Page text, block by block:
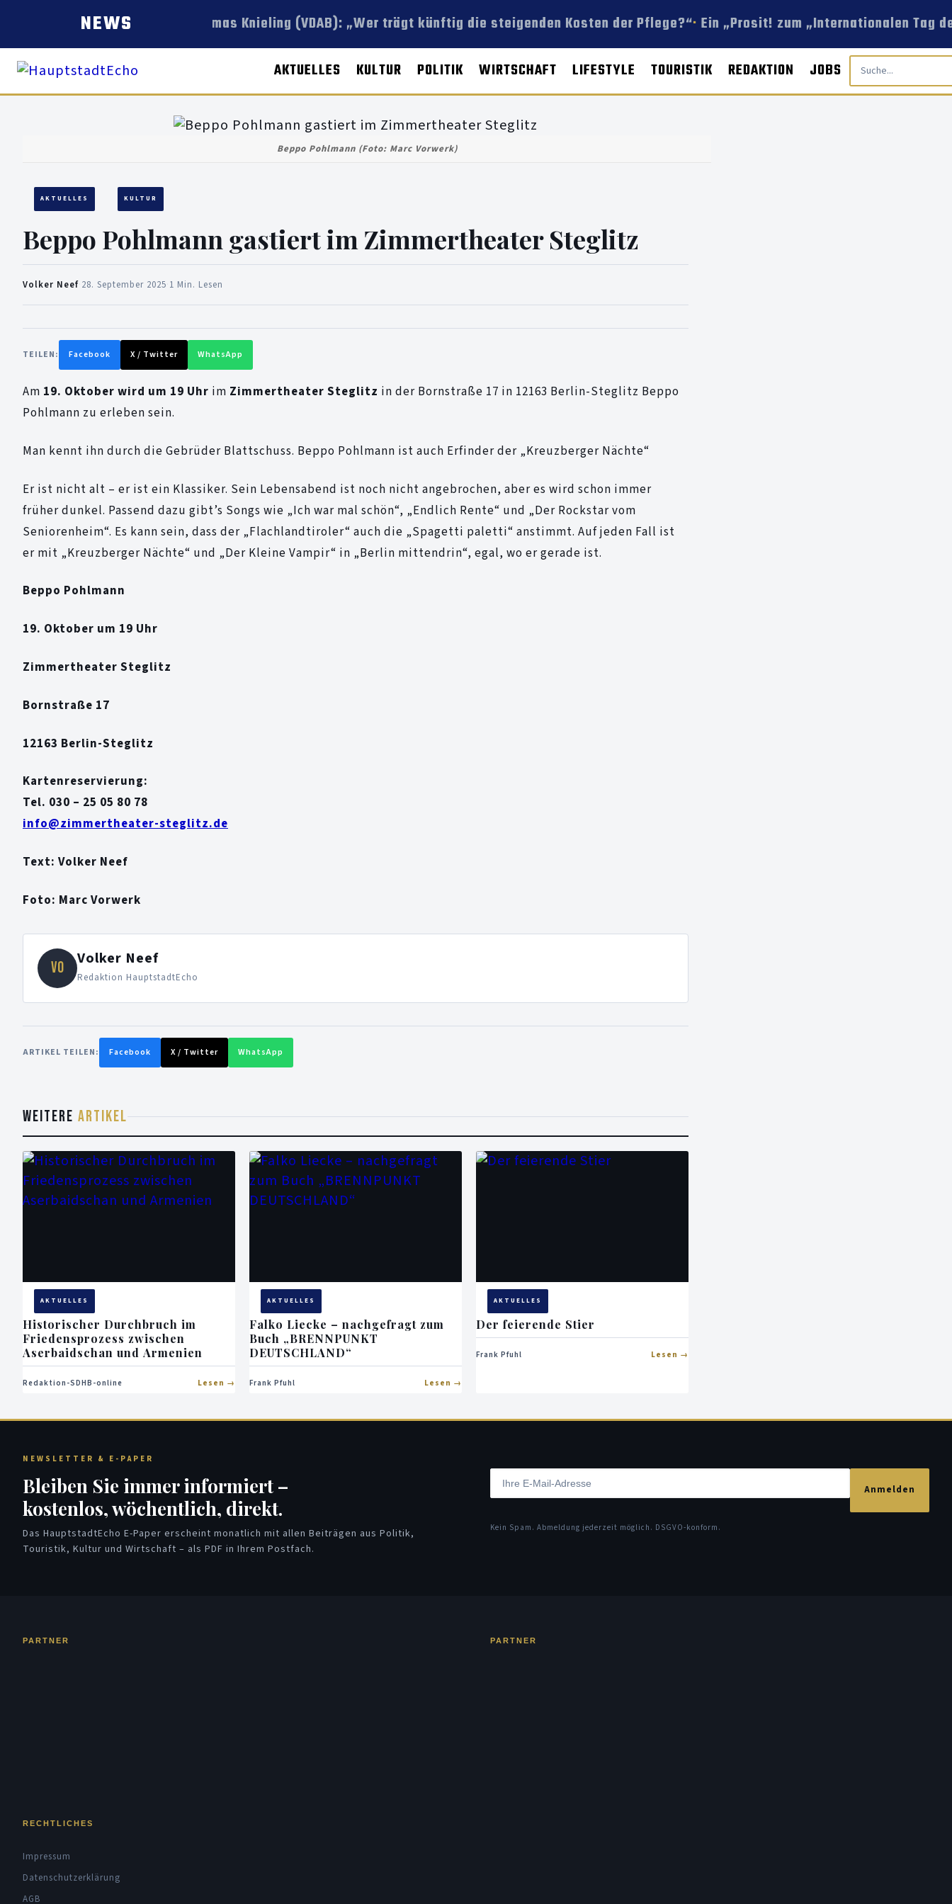
NEWS Thomas Knieling (VDAB): „Wer trägt künftig die steigenden Kosten der Pflege?“ Ein „Prosit! zum „Internationalen Tag
AKTUELLES KULTUR POLITIK WIRTSCHAFT LIFESTYLE TOURISTIK REDAKTION JOBS
Beppo Pohlmann (Foto: Marc Vorwerk)
AKTUELLES KULTUR
Beppo Pohlmann gastiert im Zimmertheater Steglitz
Volker Neef 28. September 2025 1 Min. Lesen
TEILEN: Facebook X / Twitter WhatsApp
Am 19. Oktober wird um 19 Uhr im Zimmertheater Steglitz in der Bornstraße 17 in 12163 Berlin-Steglitz Beppo
Pohlmann zu erleben sein.
Man kennt ihn durch die Gebrüder Blattschuss. Beppo Pohlmann ist auch Erfinder der „Kreuzberger Nächte“
Er ist nicht alt – er ist ein Klassiker. Sein Lebensabend ist noch nicht angebrochen, aber es wird schon immer
früher dunkel. Passend dazu gibt’s Songs wie „Ich war mal schön“, „Endlich Rente“ und „Der Rockstar vom
Seniorenheim“. Es kann sein, dass der „Flachlandtiroler“ auch die „Spagetti paletti“ anstimmt. Auf jeden Fall ist
er mit „Kreuzberger Nächte“ und „Der Kleine Vampir“ in „Berlin mittendrin“, egal, wo er gerade ist.
Beppo Pohlmann
19. Oktober um 19 Uhr
Zimmertheater Steglitz
Bornstraße 17
12163 Berlin-Steglitz
Kartenreservierung:
Tel. 030 – 25 05 80 78
info@zimmertheater-steglitz.de
Text: Volker Neef
Foto: Marc Vorwerk
VO Volker Neef
Redaktion HauptstadtEcho
ARTIKEL TEILEN: Facebook X / Twitter WhatsApp
WEITERE ARTIKEL
AKTUELLES
Historischer Durchbruch im
Friedensprozess zwischen
Aserbaidschan und Armenien
Redaktion-SDHB-online Lesen
AKTUELLES
Falko Liecke – nachgefragt zum
Buch „BRENNPUNKT
DEUTSCHLAND“
Frank Pfuhl Lesen
AKTUELLES
Der feierende Stier
Frank Pfuhl Lesen
NEWSLETTER & E-PAPER
Bleiben Sie immer informiert –
kostenlos, wöchentlich, direkt.
Das HauptstadtEcho E-Paper erscheint monatlich mit allen Beiträgen aus Politik,
Touristik, Kultur und Wirtschaft – als PDF in Ihrem Postfach.
Anmelden
Kein Spam. Abmeldung jederzeit möglich. DSGVO-konform.
PARTNER PARTNER
RECHTLICHES
Impressum
Datenschutzerklärung
AGB